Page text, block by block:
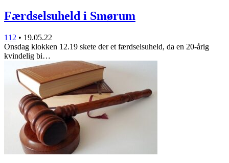
Færdselsuheld i Smørum
112 • 19.05.22
Onsdag klokken 12.19 skete der et færdselsuheld, da en 20-årig
kvindelig bi…